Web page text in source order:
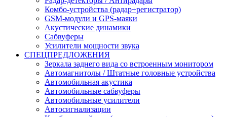
Комбо-устройства (радар+регистратор)
GSM-модули и GPS-маяки
Акустические динамики
Сабвуферы
Усилители мощности звука
СПЕЦПРЕДЛОЖЕНИЯ
Зеркала заднего вида со встроенным монитором
Автомагнитолы / Штатные головные устройства
Автомобильная акустика
Автомобильные сабвуферы
Автомобильные усилители
Автосигнализации